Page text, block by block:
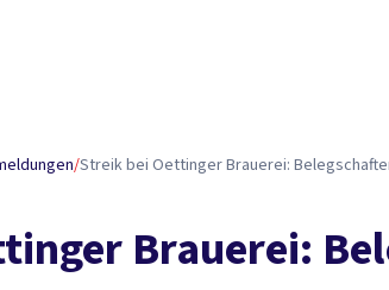
/Streik bei Oettinger Brauerei:
Brauerei: